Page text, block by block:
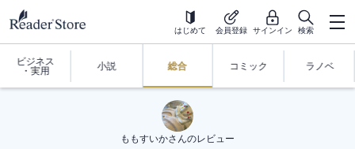
はじめて 会員登録 サインイン 検索
ビジネス
・実用
小説 総合 コミック ラノベ
ももすいかさんのレビュー